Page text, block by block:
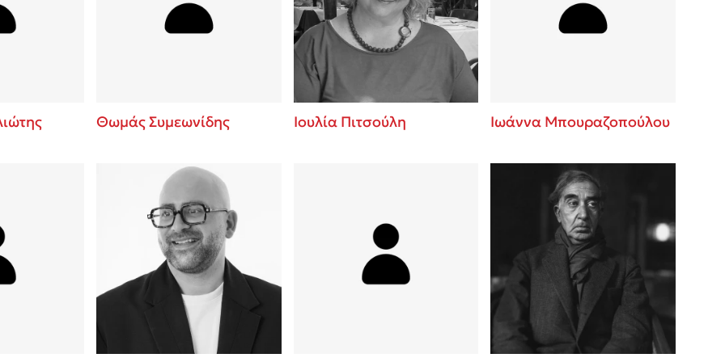
3 βιβλία που μπορείς να διαβάσεις σε
Εύκολη συνταγή για chicken BBQ pizza
από τον Άκη Πετρετζίκη!
Διακοπές με τα παιδιά: Η ανάγκη μας για
παύση σε μετωπική σύγκρουση με τη
τεστ και ανακάλυψε την τάση σου!
Θωμάς Συμεωνίδης Ιουλία Πιτσούλη Ιωάννα Μπουραζοπούλου